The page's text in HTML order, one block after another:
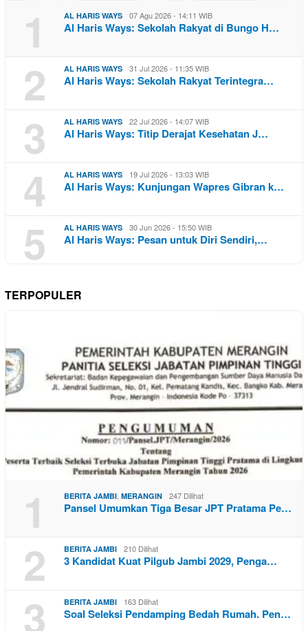
1 AL HARIS WAYS 07 Agu 2026 - 14:11 WIB
Al Haris Ways: Sekolah Rakyat di Bungo H…
2 AL HARIS WAYS 31 Jul 2026 - 11:35 WIB
Al Haris Ways: Sekolah Rakyat Terintegra…
3 AL HARIS WAYS 22 Jul 2026 - 14:07 WIB
Al Haris Ways: Titip Derajat Kesehatan J…
4 AL HARIS WAYS 19 Jul 2026 - 13:03 WIB
Al Haris Ways: Kunjungan Wapres Gibran k…
5 AL HARIS WAYS 30 Jun 2026 - 15:50 WIB
Al Haris Ways: Pesan untuk Diri Sendiri,…
TERPOPULER
1 BERITA JAMBI, MERANGIN 247 Dilihat
Pansel Umumkan Tiga Besar JPT Pratama Pe…
2 BERITA JAMBI 210 Dilihat
3 Kandidat Kuat Pilgub Jambi 2029, Penga…
3 BERITA JAMBI 163 Dilihat
Soal Seleksi Pendamping Bedah Rumah. Pen…